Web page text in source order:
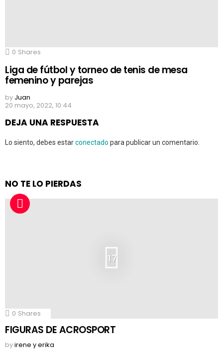
0 Shares
Liga de fútbol y torneo de tenis de mesa
femenino y parejas
by Juan
20 mayo, 2022, 10:44
DEJA UNA RESPUESTA
Lo siento, debes estarconectado para publicar un comentario.
NO TE LO PIERDAS
17
0 Shares
FIGURAS DE ACROSPORT
byirene y erika